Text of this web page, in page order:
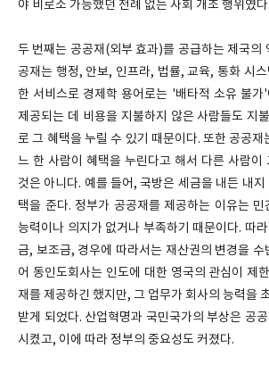
야 비로소 가능했던 전례 없는 사회 개조 행위였다.
두 번째는 공공재(외부 효과)를 공급하는 제국의
공재는 행정, 안보, 인프라, 법률, 교육, 통화 시
한 서비스로 경제학 용어로는 '배타적 소유 불가
제공되는 데 비용을 지불하지 않은 사람들도 지
로 그 혜택을 누릴 수 있기 때문이다. 또한 공공
느 한 사람이 혜택을 누린다고 해서 다른 사람이
것은 아니다. 예를 들어, 국방은 세금을 내든 내지
택을 준다. 정부가 공공재를 제공하는 이유는
능력이나 의지가 없거나 부족하기 때문이다. 따라
금, 보조금, 경우에 따라서는 재산권의 변경을 수
어 동인도회사는 인도에 대한 영국의 관심이 제
재를 제공하긴 했지만, 그 업무가 회사의 능력을
받게 되었다. 산업혁명과 국민국가의 부상은 공
시켰고, 이에 따라 정부의 중요성도 커졌다.